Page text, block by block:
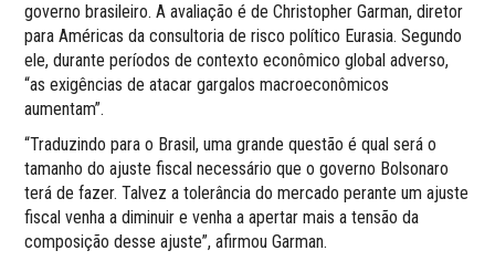
governo brasileiro. A avaliação é de Christopher Garman, diretor
para Américas da consultoria de risco político Eurasia. Segundo
ele, durante períodos de contexto econômico global adverso,
“as exigências de atacar gargalos macroeconômicos
aumentam”.
“Traduzindo para o Brasil, uma grande questão é qual será o
tamanho do ajuste fiscal necessário que o governo Bolsonaro
terá de fazer. Talvez a tolerância do mercado perante um ajuste
fiscal venha a diminuir e venha a apertar mais a tensão da
composição desse ajuste”, afirmou Garman.